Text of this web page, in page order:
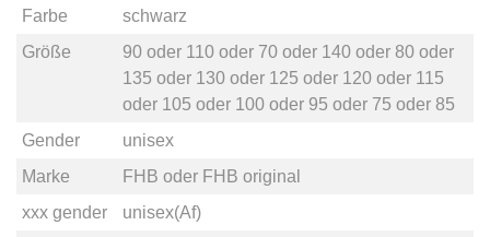
Farbe
schwarz
Größe
90oder 110oder 70oder 140oder 80oder
135 oder 130oder 125 oder 120oder 115
oder 105 oder 100oder 95 oder 75 oder 85
Gender
unisex
Marke
FHB oder FHB original
xxx gender
unisex(Af)